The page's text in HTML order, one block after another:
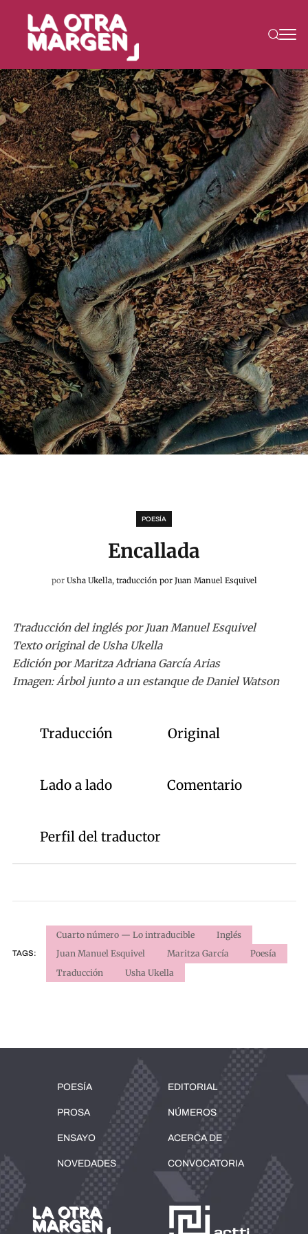
POESÍA
Encallada
por Usha Ukella, traducción por Juan Manuel Esquivel
Traducción del inglés por Juan Manuel Esquivel
Texto original de Usha Ukella
Edición por Maritza Adriana García Arias
Imagen: Árbol junto a un estanque de Daniel Watson
Traducción Original
Lado a lado Comentario
Perfil del traductor
TAGS:
Cuarto número — Lo intraducible
Inglés
Juan Manuel Esquivel
Maritza García
Poesía
Traducción
Usha Ukella
POESÍA
PROSA
ENSAYO
NOVEDADES
EDITORIAL
NÚMEROS
ACERCA DE
CONVOCATORIA